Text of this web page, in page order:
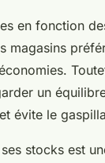
en fonction
magasins
un
évite le
stocks est